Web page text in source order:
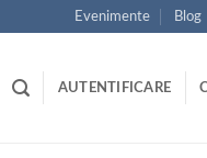
Evenimente Blog
AUTENTIFICARE